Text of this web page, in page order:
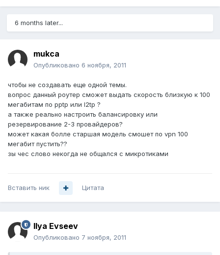
6 months later...
mukca
Опубликовано 6 ноября, 2011
чтобы не создавать еще одной темы.
вопрос данный роутер сможет выдать скорость близкую к 100
мегабитам по pptp или l2tp ?
а также реально настроить балансировку или
резервирование 2-3 провайдеров?
может какая болле старшая модель смошет по vpn 100
мегабит пустить??
зы чес слово некогда не общался с микротиками
Вставить ник Цитата
Ilya Evseev
Опубликовано 7 ноября, 2011